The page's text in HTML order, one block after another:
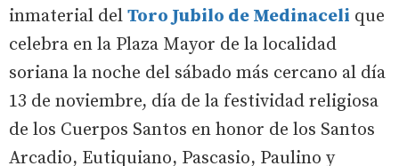
inmaterial del Toro Jubilo de Medinaceli que
celebra en la Plaza Mayor de la localidad
soriana la noche del sábado más cercano al día
13 de noviembre, día de la festividad religiosa
de los Cuerpos Santos en honor de los Santos
Arcadio, Eutiquiano, Pascasio, Paulino y